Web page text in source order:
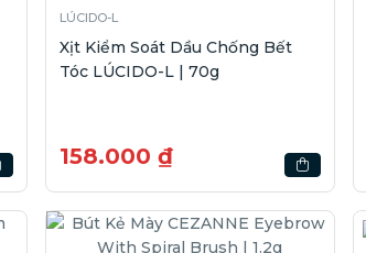
LÚCIDO-L
Xịt Kiểm Soát Dầu Chống Bết
Tóc LÚCIDO-L | 70g
158.000 ₫